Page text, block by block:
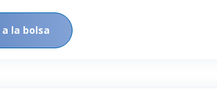
la bolsa